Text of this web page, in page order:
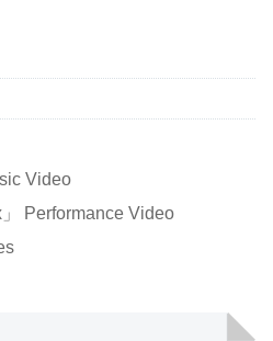
Video
」 Performance Video